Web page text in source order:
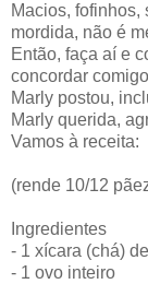
Macios, fofinhos,
mordida, não é
Então, faça aí e
concordar
Marly postou,
Marly querida,
Vamos à receita:
(rende 10/12
Ingredientes
- 1 xícara (chá)
- 1 ovo inteiro